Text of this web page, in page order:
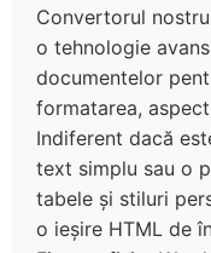
Convertorul
o tehnologie
documentelor
formatarea,
Indiferent dacă
text simplu sau o
tabele și stiluri
o ieșire HTML de